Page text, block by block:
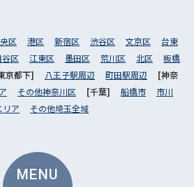
MENU
区 港区 新宿区 渋谷区 文京区
台東
区 江東区 墨田区 荒川区 北区
板橋
京都下] 八王子駅周辺 町田駅周辺
[神奈
その他神奈川区 [千葉] 船橋市
市川
リア その他埼玉全域